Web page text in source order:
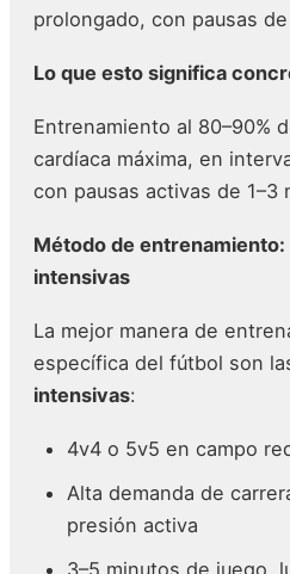
prolongado, con pausas
Lo que esto significa
Entrenamiento al 80–90%
cardíaca máxima, en
con pausas activas de 1–3
Método de entrenamiento:
intensivas
La mejor manera de
específica del fútbol son
intensivas:
4v4 o 5v5 en campo
Alta demanda de
presión activa
3–5 minutos de juego,